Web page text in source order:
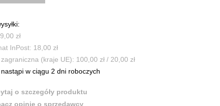
zł
InPost: 18,00 zł
zagraniczna (kraje UE): 100,00 zł / 20,00 zł
nastąpi w ciągu 2 dni roboczych
o szczegóły produktu
opinie o sprzedawcy